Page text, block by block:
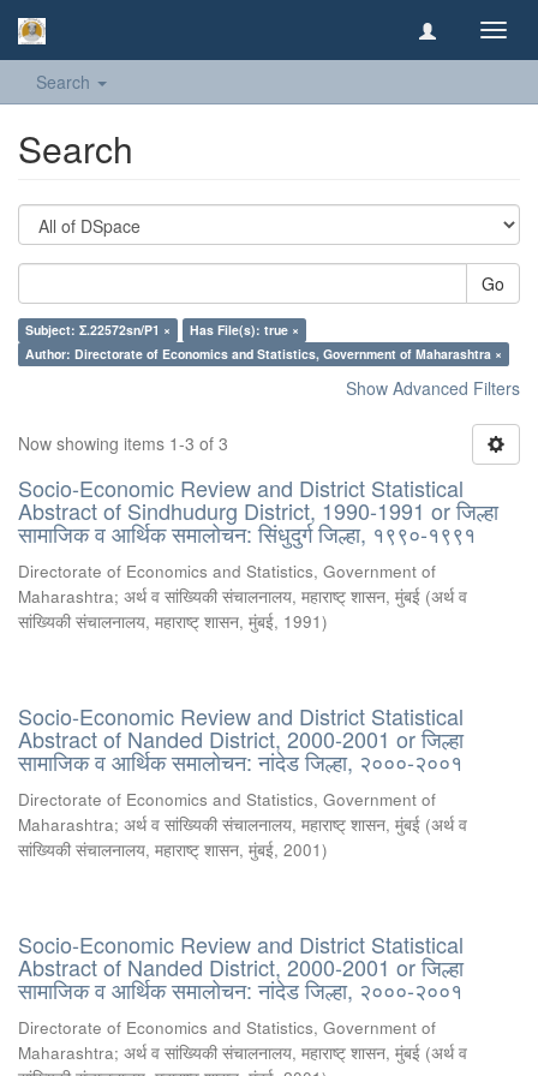
Search
Search
Go
Subject: Σ.22572sn/P1 ×
Has File(s): true ×
Author: Directorate of Economics and Statistics, Government of Maharashtra ×
Show Advanced Filters
Now showing items 1-3 of 3
Socio-Economic Review and District Statistical
Abstract of Sindhudurg District, 1990-1991 or जिल्हा
सामाजिक व आर्थिक समालोचन: सिंधुदुर्ग जिल्हा, १९९०-१९९१
Directorate of Economics and Statistics, Government of
Maharashtra; अर्थ व सांख्यिकी संचालनालय, महाराष्ट् शासन, मुंबई (अर्थ व
सांख्यिकी संचालनालय, महाराष्ट् शासन, मुंबई, 1991)
Socio-Economic Review and District Statistical
Abstract of Nanded District, 2000-2001 or जिल्हा
सामाजिक व आर्थिक समालोचन: नांदेड जिल्हा, २०००-२००१
Directorate of Economics and Statistics, Government of
Maharashtra; अर्थ व सांख्यिकी संचालनालय, महाराष्ट् शासन, मुंबई (अर्थ व
सांख्यिकी संचालनालय, महाराष्ट् शासन, मुंबई, 2001)
Socio-Economic Review and District Statistical
Abstract of Nanded District, 2000-2001 or जिल्हा
सामाजिक व आर्थिक समालोचन: नांदेड जिल्हा, २०००-२००१
Directorate of Economics and Statistics, Government of
Maharashtra; अर्थ व सांख्यिकी संचालनालय, महाराष्ट् शासन, मुंबई (अर्थ व